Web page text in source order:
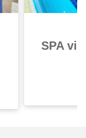
SPA